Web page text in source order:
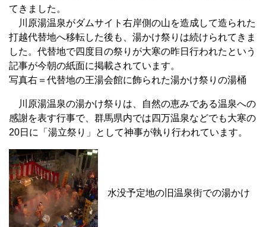
てきました。
川原湯温泉がダムサイト右岸側の山を造成して造られた
打越代替地へ移転した後も、湯かけ祭りは続けられてきま
した。代替地で四度目の祭りが大寒の昨日行われたという
記事が今朝の紙面に掲載されています。
写真右＝代替地の王湯会館に飾られた湯かけ祭りの湯桶
川原湯温泉の湯かけ祭りは、自然の恵みである温泉への
感謝を表す行事で、群馬県内では四万温泉などでも大寒の
20日に「湯立祭り」として神事が執り行われています。
水没予定地の旧温泉街での湯かけ